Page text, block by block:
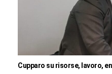
Cupparo su risorse, lavoro,